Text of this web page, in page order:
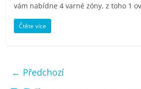
vám nabídne 4 varné zóny, z toho 1
Čtěte více
← Předchozí